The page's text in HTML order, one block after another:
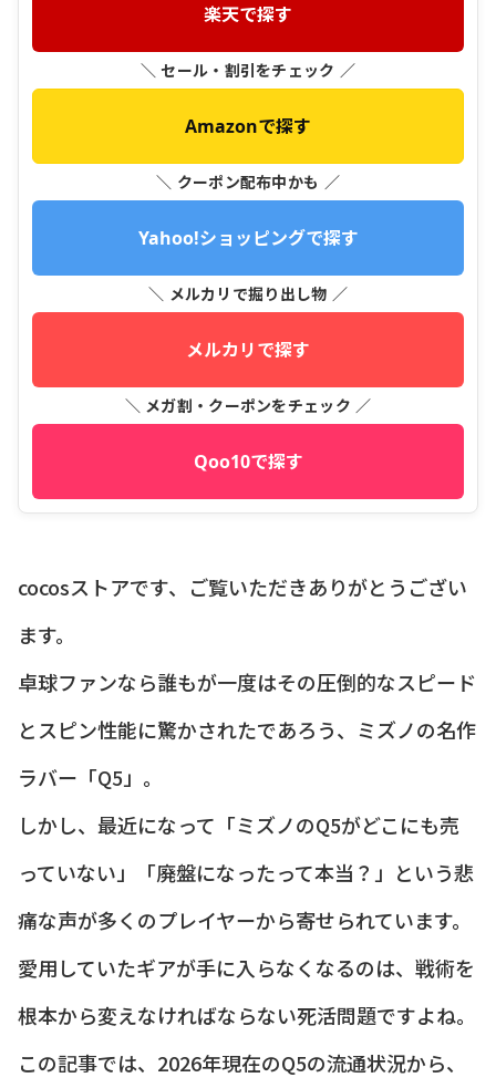
楽天で探す
＼ セール・割引をチェック ／
Amazonで探す
＼ クーポン配布中かも ／
Yahoo!ショッピングで探す
＼ メルカリで掘り出し物 ／
メルカリで探す
＼ メガ割・クーポンをチェック ／
Qoo10で探す
cocosストアです、ご覧いただきありがとうござい
ます。
卓球ファンなら誰もが一度はその圧倒的なスピード
とスピン性能に驚かされたであろう、ミズノの名作
ラバー「Q5」。
しかし、最近になって「ミズノのQ5がどこにも売
っていない」「廃盤になったって本当？」という悲
痛な声が多くのプレイヤーから寄せられています。
愛用していたギアが手に入らなくなるのは、戦術を
根本から変えなければならない死活問題ですよね。
この記事では、2026年現在のQ5の流通状況から、